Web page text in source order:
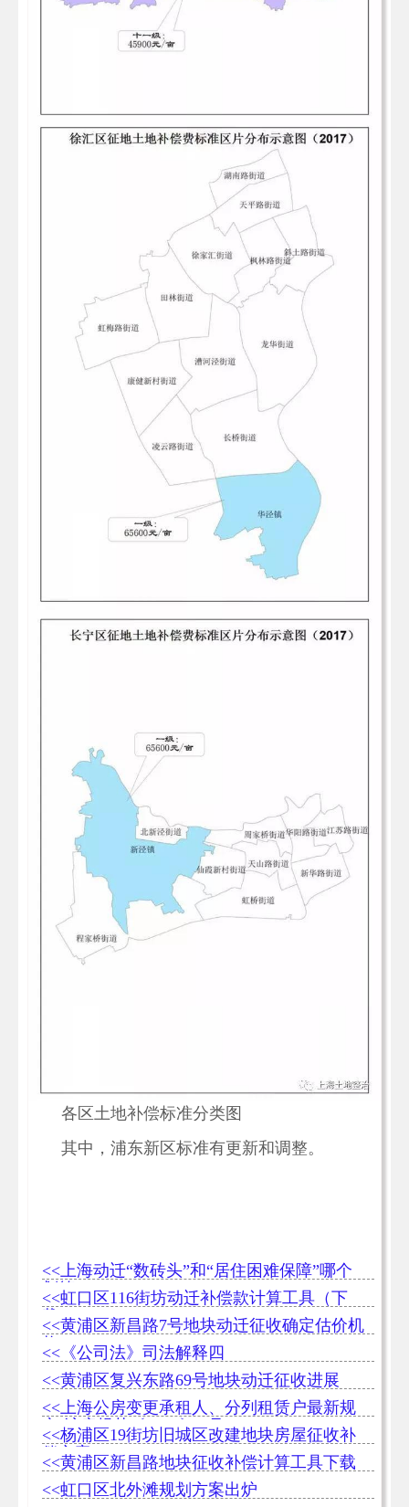
各区土地补偿标准分类图
其中，浦东新区标准有更新和调整。
<<上海动迁“数砖头”和“居住困难保障”哪个
划算
<<虹口区116街坊动迁补偿款计算工具（下
载）
<<黄浦区新昌路7号地块动迁征收确定估价机
<<《公司法》司法解释四
<<黄浦区复兴东路69号地块动迁征收进展
<<上海公房变更承租人、分列租赁户最新规
定[沪房规范〔2019〕3 号]
<<杨浦区19街坊旧城区改建地块房屋征收补
偿方案
<<黄浦区新昌路地块征收补偿计算工具下载
<<虹口区北外滩规划方案出炉